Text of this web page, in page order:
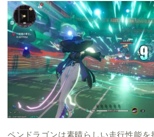
ペンドラゴンは素晴らしい走行性能を